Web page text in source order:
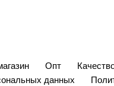
Опт
данных